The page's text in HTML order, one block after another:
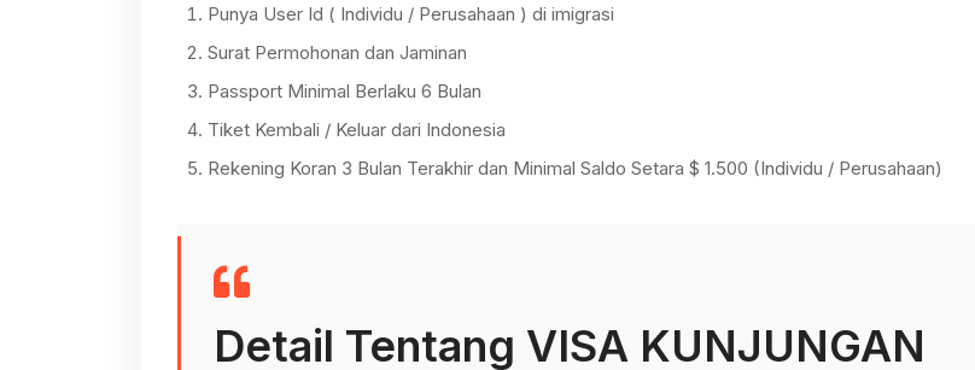
Punya User Id ( Individu / Perusahaan ) di imigrasi
Surat Permohonan dan Jaminan
Passport Minimal Berlaku 6 Bulan
Tiket Kembali / Keluar dari Indonesia
Rekening Koran 3 Bulan Terakhir dan Minimal Saldo Setara $ 1.500 (Individu / Perusahaan)
Detail Tentang VISA KUNJUNGAN